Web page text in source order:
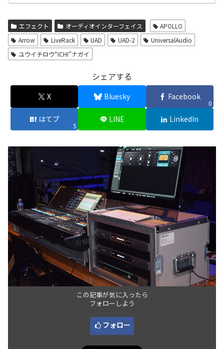
エフェクト オーディオインターフェイス
APOLLO
Arrow
LiveRack UAD UAD-2
UniversalAudio
ユウイチロウ“ICHI”ナガイ
シェアする
X Bluesky Facebook
0
はてブ
5
LINE LinkedIn
この記事が気に入ったら
フォローしよう
フォロー